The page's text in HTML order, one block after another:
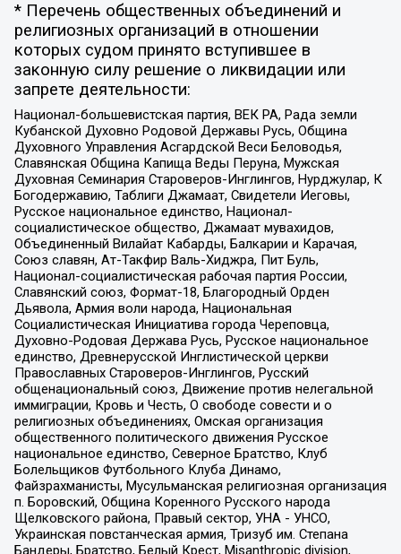
* Перечень общественных объединений и
религиозных организаций в отношении
которых судом принято вступившее в
законную силу решение о ликвидации или
запрете деятельности:
Национал-большевистская партия, ВЕК РА, Рада земли
Кубанской Духовно Родовой Державы Русь, Община
Духовного Управления Асгардской Веси Беловодья,
Славянская Община Капища Веды Перуна, Мужская
Духовная Семинария Староверов-Инглингов, Нурджулар, К
Богодержавию, Таблиги Джамаат, Свидетели Иеговы,
Русское национальное единство, Национал-
социалистическое общество, Джамаат мувахидов,
Объединенный Вилайат Кабарды, Балкарии и Карачая,
Союз славян, Ат-Такфир Валь-Хиджра, Пит Буль,
Национал-социалистическая рабочая партия России,
Славянский союз, Формат-18, Благородный Орден
Дьявола, Армия воли народа, Национальная
Социалистическая Инициатива города Череповца,
Духовно-Родовая Держава Русь, Русское национальное
единство, Древнерусской Инглистической церкви
Православных Староверов-Инглингов, Русский
общенациональный союз, Движение против нелегальной
иммиграции, Кровь и Честь, О свободе совести и о
религиозных объединениях, Омская организация
общественного политического движения Русское
национальное единство, Северное Братство, Клуб
Болельщиков Футбольного Клуба Динамо,
Файзрахманисты, Мусульманская религиозная организация
п. Боровский, Община Коренного Русского народа
Щелковского района, Правый сектор, УНА - УНСО,
Украинская повстанческая армия, Тризуб им. Степана
Бандеры, Братство, Белый Крест, Misanthropic division,